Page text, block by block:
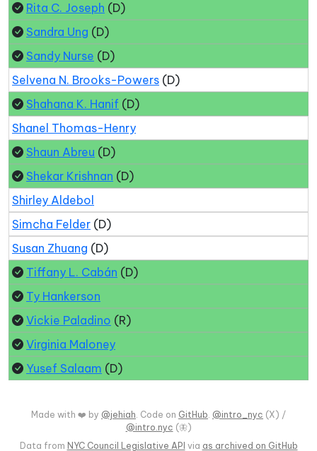
Rita C. Joseph (D)
Sandra Ung (D)
Sandy Nurse (D)
Selvena N. Brooks-Powers (D)
Shahana K. Hanif (D)
Shanel Thomas-Henry
Shaun Abreu (D)
Shekar Krishnan (D)
Shirley Aldebol
Simcha Felder (D)
Susan Zhuang (D)
Tiffany L. Cabán (D)
Ty Hankerson
Vickie Paladino (R)
Virginia Maloney
Yusef Salaam (D)
Made with ❤️ by @jehiah. Code on GitHub. @intro_nyc (X) /
@intro.nyc (🦋)
Data from NYC Council Legislative API via as archived on GitHub